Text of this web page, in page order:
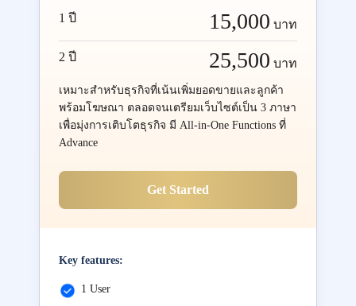
1 ปี 15,000 บาท
2 ปี 25,500 บาท
เหมาะสำหรับธุรกิจที่เน้นเพิ่มยอดขายและลูกค้า
พร้อมโฆษณา ตลอดจนเตรียมเว็บไซต์เป็น 3 ภาษา
เพื่อมุ่งการเติบโตธุรกิจ มี All-in-One Functions ที่
Advance
Get Started
Key features:
1 User